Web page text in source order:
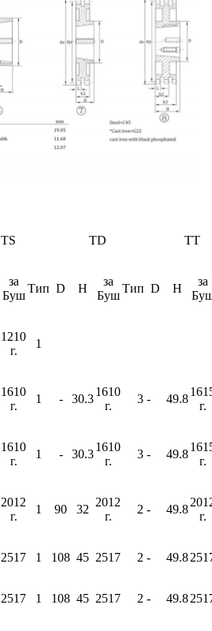
TS TD TT
за
Буш
Тип D H
за
Буш
Тип D H
за
1210
г.
1
1610
г.
1 - 30.3
1610
г.
3 - 49.8
г.
1610
г.
1 - 30.3
1610
г.
3 - 49.8
г.
2012
г.
1 90 32
2012
г.
2 - 49.8
г.
2517 1 108 45 2517 2 - 49.8
2517 1 108 45 2517 2 - 49.8